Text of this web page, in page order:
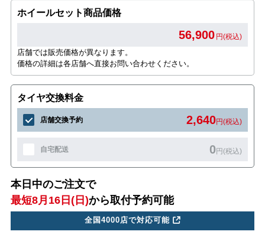
ホイールセット商品価格
56,900 円(税込)
店舗では販売価格が異なります。
価格の詳細は各店舗へ直接お問い合わせください。
タイヤ交換料金
店舗交換予約 2,640円(税込)
自宅配送 0円(税込)
本日中のご注文で
最短8月16日(日)から取付予約可能
全国4000店で対応可能